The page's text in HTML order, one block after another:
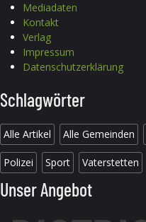
Mediadaten
Kontakt
Verlag
Impressum
Datenschutzerklärung
Schlagwörter
Alle Artikel Alle Gemeinden
Polizei Sport Vaterstetten
Unser Angebot